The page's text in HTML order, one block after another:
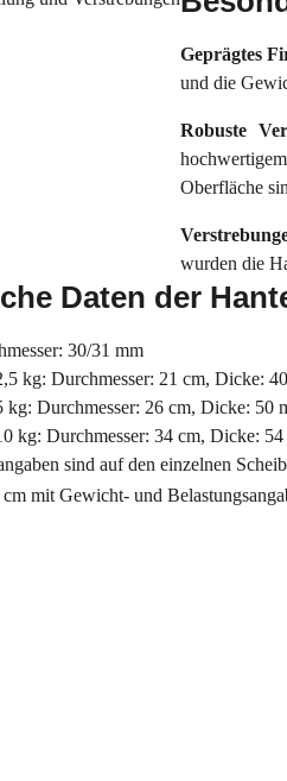
Geprägtes
und die
Robuste
Oberfläche
wurden die
Daten der
30/31 mm
kg: Durchmesser: 21 cm, Dicke:
kg: Durchmesser: 26 cm, Dicke: 50
kg: Durchmesser: 34 cm, Dicke: 54
sind auf den einzelnen